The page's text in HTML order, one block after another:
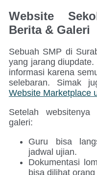
Website
Berita & Galeri
Sebuah SMP di
yang jarang
informasi karena
selebaran. Simak
Website Marketplace
Setelah
galeri:
Guru bisa
jadwal ujian.
Dokumentasi
bisa dilihat